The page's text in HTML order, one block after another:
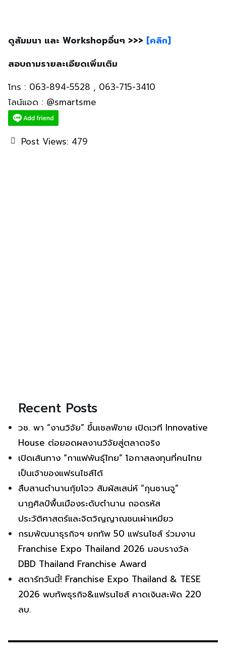
ดูสัมมนา และ Workshopอื่นๆ >>> [คลิก]
สอบถามรายละเอียดเพิ่มเติม
โทร : 063-894-5528 , 063-715-3410
ไลน์แอด : @smartsme
Post Views: 479
Recent Posts
วช. พา “งานวิจัย” ขึ้นเชลฟ์ขาย เปิดเวที Innovative
House ต่อยอดผลงานวิจัยสู่ตลาดจริง
เปิดเส้นทาง “กาแฟพันธุ์ไทย” โอกาสลงทุนที่คนไทย
เป็นเจ้าของแฟรนไชส์ได้
สืบสานตำนานกุ้ยโจว สัมผัสเสน่ห์ “กุนซานจู”
นาฏศิลป์พื้นเมืองระดับตำนาน ถอดรหัส
ประวัติศาสตร์และจิตวิญญาณชนเผ่าเหมียว
กรมพัฒนาธุรกิจฯ ยกทัพ 50 แฟรนไชส์ ร่วมงาน
Franchise Expo Thailand 2026 มอบรางวัล
DBD Thailand Franchise Award
สตาร์ทวันนี้! Franchise Expo Thailand & TESE
2026 พบทัพธุรกิจ&แฟรนไชส์ คาดเงินสะพัด 220
ลบ.